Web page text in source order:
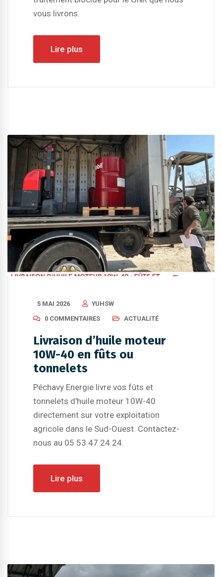
vous livrons.
Lire plus
5 MAI 2026
YUHSW
0 COMMENTAIRES
ACTUALITÉ
Livraison d’huile moteur
10W-40 en fûts ou
tonnelets
Péchavy Energie livre vos fûts et
tonnelets d'huile moteur 10W-40
directement sur votre exploitation
agricole dans le Sud-Ouest. Contactez-
nous au 05 53 47 24 24.
Lire plus